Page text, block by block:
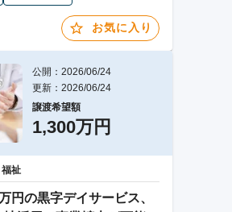
お気に入り
公開：2026/06/24
更新：2026/06/24
譲渡希望額
1,300万円
福祉
円の黒字デイサービス、